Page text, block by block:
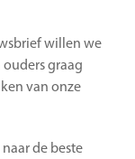
willen we
graag
van onze
de beste